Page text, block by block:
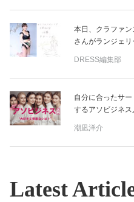
本日、クラファン
さんがランジェ
DRESS編集部
自分に合ったサ
するアソビジネス
潮凪洋介
Latest